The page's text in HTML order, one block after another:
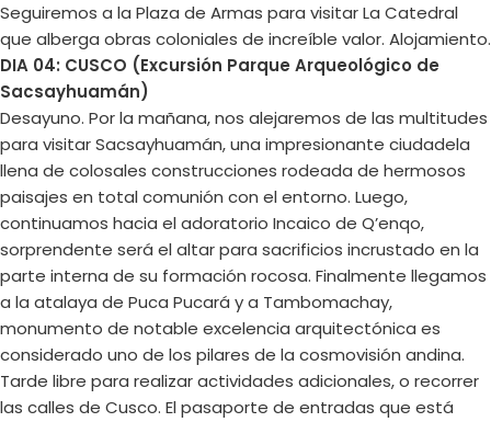
Seguiremos a la Plaza de Armas para visitar La Catedral
que alberga obras coloniales de increíble valor. Alojamiento.
DIA 04: CUSCO (Excursión Parque Arqueológico de
Sacsayhuamán)
Desayuno. Por la mañana, nos alejaremos de las multitudes
para visitar Sacsayhuamán, una impresionante ciudadela
llena de colosales construcciones rodeada de hermosos
paisajes en total comunión con el entorno. Luego,
continuamos hacia el adoratorio Incaico de Q’enqo,
sorprendente será el altar para sacrificios incrustado en la
parte interna de su formación rocosa. Finalmente llegamos
a la atalaya de Puca Pucará y a Tambomachay,
monumento de notable excelencia arquitectónica es
considerado uno de los pilares de la cosmovisión andina.
Tarde libre para realizar actividades adicionales, o recorrer
las calles de Cusco. El pasaporte de entradas que está